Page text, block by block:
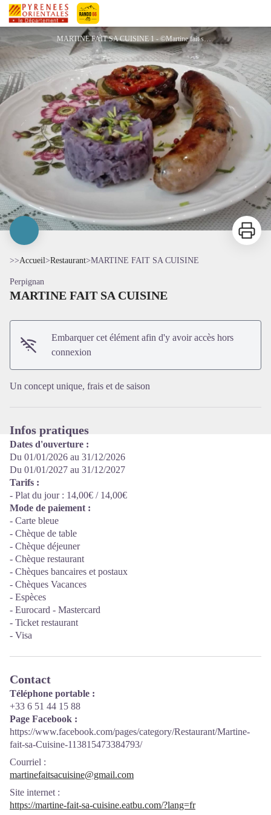
Pyrénées-Orientales Le Département
MARTINE FAIT SA CUISINE
MARTINE FAIT SA CUISINE 1 - ©Martine fait sa cuisine
Voir l'image en plein écran
Imprimer
>>Accueil>Restaurant>MARTINE FAIT SA CUISINE
Perpignan
MARTINE FAIT SA CUISINE
Embarquer cet élément afin d'y avoir accès hors
connexion
Un concept unique, frais et de saison
Infos pratiques
Dates d'ouverture :
Du 01/01/2026 au 31/12/2026
Du 01/01/2027 au 31/12/2027
Tarifs :
- Plat du jour : 14,00€ / 14,00€
Mode de paiement :
- Carte bleue
- Chèque de table
- Chèque déjeuner
- Chèque restaurant
- Chèques bancaires et postaux
- Chèques Vacances
- Espèces
- Eurocard - Mastercard
- Ticket restaurant
- Visa
Contact
Téléphone portable :
+33 6 51 44 15 88
Page Facebook :
https://www.facebook.com/pages/category/Restaurant/Martine-
fait-sa-Cuisine-113815473384793/
Courriel :
martinefaitsacuisine@gmail.com
Site internet :
https://martine-fait-sa-cuisine.eatbu.com/?lang=fr